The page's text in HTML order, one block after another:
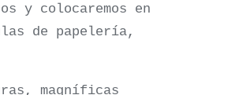
y colocaremos en
de papelería,
magníficas